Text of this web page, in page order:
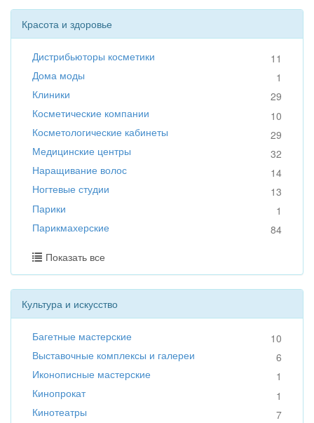
Красота и здоровье
Дистрибьюторы косметики
11
Дома моды
1
Клиники
29
Косметические компании
10
Косметологические кабинеты
29
Медицинские центры
32
Наращивание волос
14
Ногтевые студии
13
Парики
1
Парикмахерские
84
Показать все
Культура и искусство
Багетные мастерские
10
Выставочные комплексы и галереи
6
Иконописные мастерские
1
Кинопрокат
1
Кинотеатры
7